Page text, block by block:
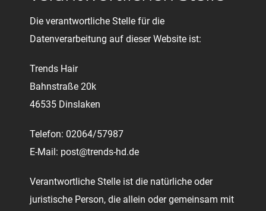
Die verantwortliche Stelle für die
Datenverarbeitung auf dieser Website ist:
Trends Hair
Bahnstraße 20k
46535 Dinslaken
Telefon: 02064/57987
E-Mail: post@trends-hd.de
Verantwortliche Stelle ist die natürliche oder
juristische Person, die allein oder gemeinsam mit